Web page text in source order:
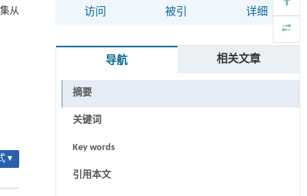
从
▾
访问 被引 详细
导航 相关文章
摘要
关键词
Key words
引用本文